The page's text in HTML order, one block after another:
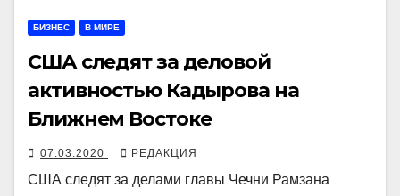
БИЗНЕС В МИРЕ
США следят за деловой
активностью Кадырова на
Ближнем Востоке
07.03.2020 РЕДАКЦИЯ
США следят за делами главы Чечни Рамзана